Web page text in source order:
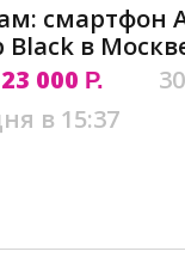
смартфон
Black в
23 000 Р.
в 15:37